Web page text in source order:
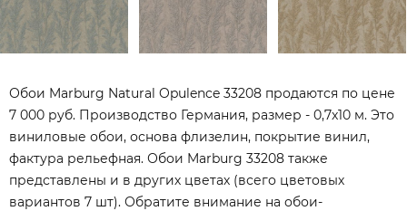
Обои Marburg Natural Opulence 33208 продаются по цене
7 000 руб. Производство Германия, размер - 0,7x10 м. Это
виниловые обои, основа флизелин, покрытие винил,
фактура рельефная. Обои Marburg 33208 также
представлены и в других цветах (всего цветовых
вариантов 7 шт). Обратите внимание на обои-